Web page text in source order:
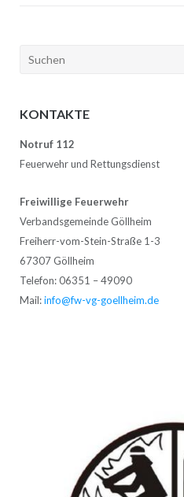
Suchen
KONTAKTE
Notruf 112
Feuerwehr und Rettungsdienst
Freiwillige Feuerwehr
Verbandsgemeinde Göllheim
Freiherr-vom-Stein-Straße 1-3
67307 Göllheim
Telefon: 06351 – 49090
Mail:info@fw-vg-goellheim.de